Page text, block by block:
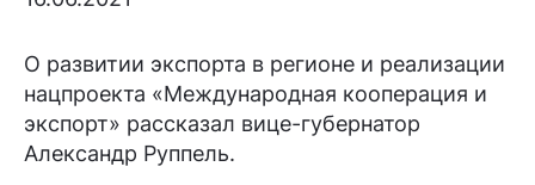
О развитии экспорта в регионе и реализации
нацпроекта «Международная кооперация и
экспорт» рассказал вице-губернатор
Александр Руппель.